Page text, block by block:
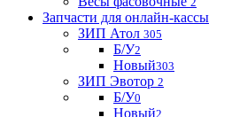
Запчасти для онлайн-кассы
ЗИП Атол 305
Б/У2
Новый303
ЗИП Эвотор 2
Б/У0
Новый2